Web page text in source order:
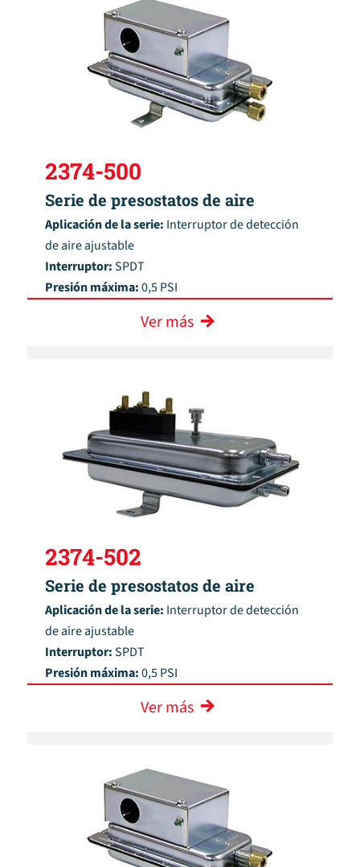
2374-500
Serie de presostatos de aire
Aplicación de la serie: Interruptor de detección
de aire ajustable
Interruptor:SPDT
Presión máxima:0,5 PSI
Ver más
2374-502
Serie de presostatos de aire
Aplicación de la serie: Interruptor de detección
de aire ajustable
Interruptor:SPDT
Presión máxima:0,5 PSI
Ver más